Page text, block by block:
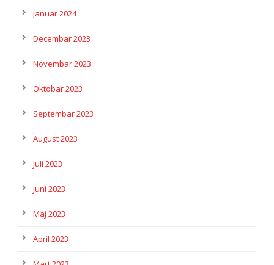
Januar 2024
Decembar 2023
Novembar 2023
Oktobar 2023
Septembar 2023
August 2023
Juli 2023
Juni 2023
Maj 2023
April 2023